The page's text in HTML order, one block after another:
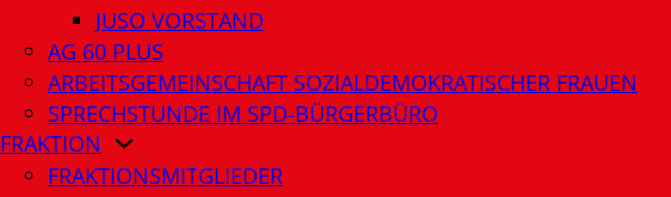
JUSO VORSTAND
AG 60 PLUS
ARBEITSGEMEINSCHAFT SOZIALDEMOKRATISCHER FRAUEN
SPRECHSTUNDE IM SPD-BÜRGERBÜRO
FRAKTION
FRAKTIONSMITGLIEDER